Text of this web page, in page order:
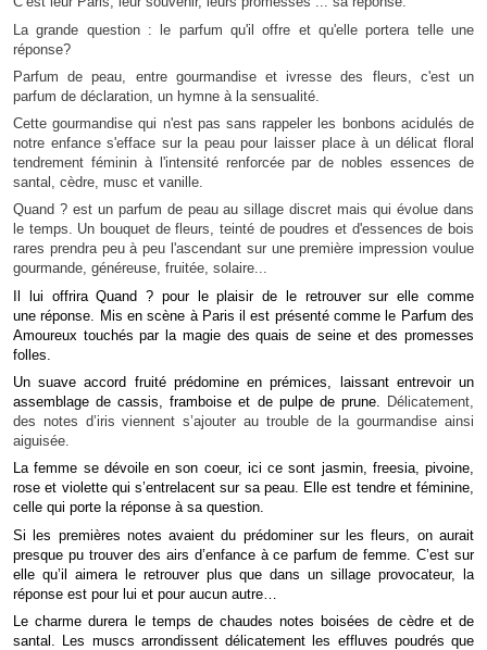
La grande question : le parfum qu'il offre et qu'elle portera telle une
réponse?
Parfum de peau, entre gourmandise et ivresse des fleurs, c'est un
parfum de déclaration, un hymne à la sensualité.
Cette gourmandise qui n'est pas sans rappeler les bonbons acidulés de
notre enfance s'efface sur la peau pour laisser place à un délicat floral
tendrement féminin à l'intensité renforcée par de nobles essences de
santal, cèdre, musc et vanille.
Quand ? est un parfum de peau au sillage discret mais qui évolue dans
le temps. Un bouquet de fleurs, teinté de poudres et d'essences de bois
rares prendra peu à peu l'ascendant sur une première impression voulue
gourmande, généreuse, fruitée, solaire...
Il lui offrira Quand ? pour le plaisir de le retrouver sur elle comme
une réponse. Mis en scène à Paris il est présenté comme le Parfum des
Amoureux touchés par la magie des quais de seine et des promesses
folles.
Un suave accord fruité prédomine en prémices, laissant entrevoir un
assemblage de cassis, framboise et de pulpe de prune. Délicatement,
des notes d’iris viennent s’ajouter au trouble de la gourmandise ainsi
aiguisée.
La femme se dévoile en son coeur, ici ce sont jasmin, freesia, pivoine,
rose et violette qui s’entrelacent sur sa peau. Elle est tendre et féminine,
celle qui porte la réponse à sa question.
Si les premières notes avaient du prédominer sur les fleurs, on aurait
presque pu trouver des airs d’enfance à ce parfum de femme. C’est sur
elle qu’il aimera le retrouver plus que dans un sillage provocateur, la
réponse est pour lui et pour aucun autre…
Le charme durera le temps de chaudes notes boisées de cèdre et de
santal. Les muscs arrondissent délicatement les effluves poudrés que